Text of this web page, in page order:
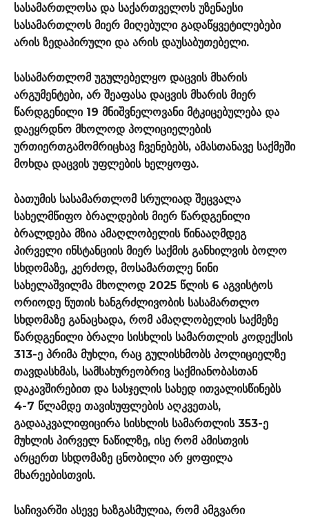
სასამართლოსა და საქართველოს უზენაესი
სასამართლოს მიერ მიღებული გადაწყვეტილებები
არის ზედაპირული და არის დაუსაბუთებელი.
სასამართლომ უგულებელყო დაცვის მხარის
არგუმენტები, არ შეაფასა დაცვის მხარის მიერ
წარდგენილი 19 მნიშვნელოვანი მტკიცებულება და
დაეყრდნო მხოლოდ პოლიციელების
ურთიერთგამომრიცხავ ჩვენებებს, ამასთანავე საქმეში
მოხდა დაცვის უფლების ხელყოფა.
ბათუმის სასამართლომ სრულიად შეცვალა
სახელმწიფო ბრალდების მიერ წარდგენილი
ბრალდება მზია ამაღლობელის წინააღმდეგ
პირველი ინსტანციის მიერ საქმის განხილვის ბოლო
სხდომაზე, კერძოდ, მოსამართლე ნინი
სახელაშვილმა მხოლოდ 2025 წლის 6 აგვისტოს
ორიოდე წუთის ხანგრძლივობის სასამართლო
სხდომაზე განაცხადა, რომ ამაღლობელის საქმეზე
წარდგენილი ბრალი სისხლის სამართლის კოდექსის
313-ე პრიმა მუხლი, რაც გულისხმობს პოლიციელზე
თავდასხმას, სამსახურეობრივ საქმიანობასთან
დაკავშირებით და სასჯელის სახედ ითვალისწინებს
4-7 წლამდე თავისუფლების აღკვეთას,
გადააკვალიფიცირა სისხლის სამართლის 353-ე
მუხლის პირველ ნაწილზე, ისე რომ ამისთვის
არცერთ სხდომაზე ცნობილი არ ყოფილა
მხარეებისთვის.
საჩივარში ასევე ხაზგასმულია, რომ ამგვარი